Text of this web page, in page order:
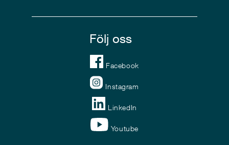
Följ oss
Facebook
Instagram
LinkedIn
Youtube